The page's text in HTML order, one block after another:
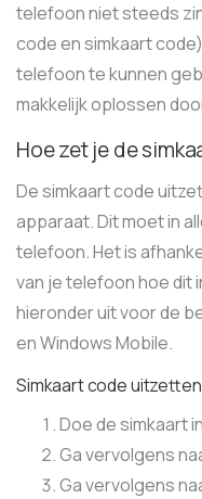
telefoon niet steeds
code en simkaart
telefoon te kunnen
makkelijk oplossen
Hoe zet je de
De simkaart code
apparaat. Dit moet in
telefoon. Het is
van je telefoon hoe dit
hieronder uit voor de
en Windows Mobile.
Simkaart code uitzetten
Doe de simkaart
Ga vervolgens
Ga vervolgens